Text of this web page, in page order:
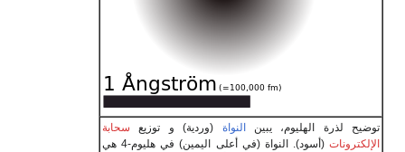
توضيح لذرة الهليوم، يبينالنواة (وردية) و توزيع سحابة
الإلكترونات
(أسود). النواة (في أعلى اليمين) في هليوم-4 هي